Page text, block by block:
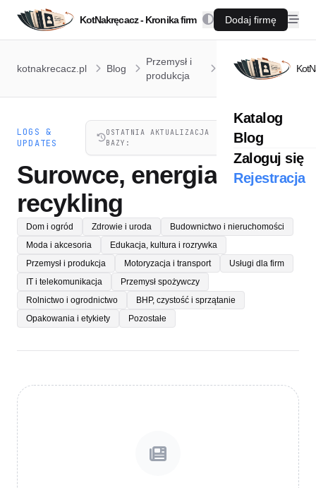
KotNakręcacz - Kronika firm Dodaj firmę
Katalog
Blog
Zaloguj się
Rejestracja
kotnakrecacz.pl Blog
Przemysł i
produkcja
energia i
recykling
LOGS &
UPDATES
OSTATNIA AKTUALIZACJA
BAZY:
07.08.2026,
21:41
Surowce, energia i
recykling
Dom i ogród Zdrowie i uroda
Budownictwo i nieruchomości
Moda i akcesoria
Edukacja, kultura i rozrywka
Przemysł i produkcja
Motoryzacja i transport
Usługi dla firm
IT i telekomunikacja
Przemysł spożywczy
Rolnictwo i ogrodnictwo
BHP, czystość i sprzątanie
Opakowania i etykiety
Pozostałe